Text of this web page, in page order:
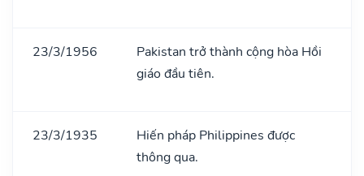
23/3/1956
Pakistan trở thành cộng hòa Hồi
giáo đầu tiên.
23/3/1935
Hiến pháp Philippines được
thông qua.